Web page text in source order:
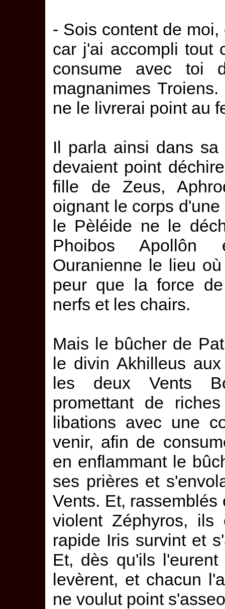
- Sois content de
car j'ai accompli tout
consume avec toi
magnanimes
ne le livrerai point au
Il parla ainsi dans
devaient point
fille de Zeus,
oignant le corps
le Pèléide ne le
Phoibos Apollôn
Ouranienne le lieu
peur que la force
nerfs et les chairs.
Mais le bûcher de
le divin Akhilleus
les deux Vents
promettant de
libations avec une
venir, afin de
en enflammant le
ses prières et
Vents. Et,
violent Zéphyros,
rapide Iris survint et
Et, dès qu'ils
levèrent, et chacun
ne voulut point